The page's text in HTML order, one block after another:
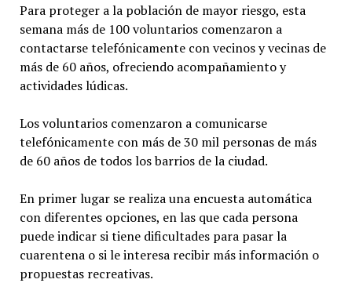
Para proteger a la población de mayor riesgo, esta
semana más de 100 voluntarios comenzaron a
contactarse telefónicamente con vecinos y vecinas de
más de 60 años, ofreciendo acompañamiento y
actividades lúdicas.
Los voluntarios comenzaron a comunicarse
telefónicamente con más de 30 mil personas de más
de 60 años de todos los barrios de la ciudad.
En primer lugar se realiza una encuesta automática
con diferentes opciones, en las que cada persona
puede indicar si tiene dificultades para pasar la
cuarentena o si le interesa recibir más información o
propuestas recreativas.